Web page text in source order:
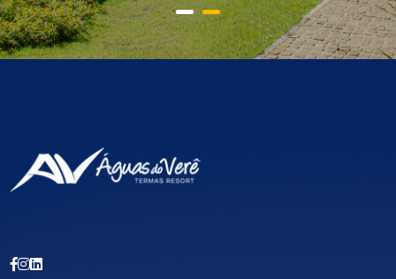
um cardápio excelente, que preza pela qualidade
e variedade. Na minha experiência profissional,
nunca ouvi uma única reclamação de quem